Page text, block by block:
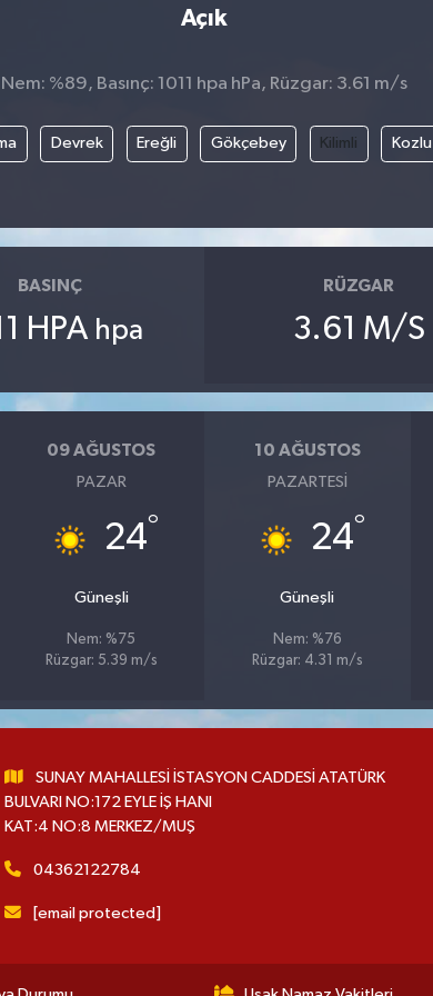
Açık
Nem: %89, Basınç: 1011 hpa hPa, Rüzgar: 3.61 m/s
Devrek Ereğli Gökçebey Kilimli Kozlu
BASINÇ
HPA hpa
RÜZGAR
3.61 M/S
09 AĞUSTOS
PAZAR
24°
Güneşli
Nem: %75
Rüzgar: 5.39 m/s
10 AĞUSTOS
PAZARTESI
24°
Güneşli
Nem: %76
Rüzgar: 4.31 m/s
SUNAY MAHALLESİ İSTASYON CADDESİ ATATÜRK
BULVARI NO:172 EYLE İŞ HANI
KAT:4 NO:8 MERKEZ/MUŞ
04362122784
[email protected]